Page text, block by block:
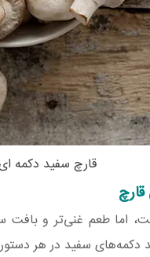
قارچ سفید دکمه
اما طعم غنی‌تر و